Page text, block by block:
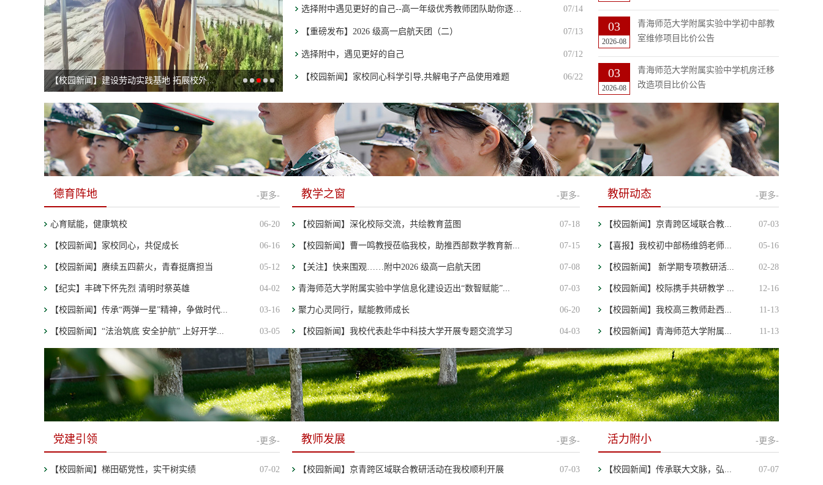
【简报】我校联合虎台派出所进行“法治...
07/14
【重磅发布】2026 级高一启航天团（二） 07/13
选择附中，遇见更好的自己 07/12
【校园新闻】家校同心科学引导,共解电子产品使用难题 06/22
03
2026-08
青海师范大学附属实验中学初中部教
室维修项目比价公告
03
2026-08
青海师范大学附属实验中学机房迁移
改造项目比价公告
31
2026-07
青海师范大学附属实验中学2026年面
向社会公开招聘中小学教师...
德育阵地 -更多-
06-20
心育赋能，健康筑校
06-16
【校园新闻】家校同心，共促成长
05-12
【校园新闻】赓续五四薪火，青春挺膺担当
04-02
【纪实】丰碑下怀先烈 清明时祭英雄
03-16
【校园新闻】传承“两弹一星”精神，争做时代...
03-05
【校园新闻】“法治筑底 安全护航” 上好开学...
教学之窗 -更多-
07-18
【校园新闻】深化校际交流，共绘教育蓝图
07-15
【校园新闻】曹一鸣教授莅临我校，助推西部数学教育新...
07-08
【关注】快来围观……附中2026 级高一启航天团
07-03
青海师范大学附属实验中学信息化建设迈出“数智赋能”...
06-20
聚力心灵同行，赋能教师成长
04-03
【校园新闻】我校代表赴华中科技大学开展专题交流学习
教研动态 -更多-
07-03
【校园新闻】京青跨区域联合教...
05-16
【喜报】我校初中部杨维鸽老师...
02-28
【校园新闻】 新学期专项教研活...
12-16
【校园新闻】校际携手共研教学 ...
11-13
【校园新闻】我校高三教师赴西...
11-13
【校园新闻】青海师范大学附属...
党建引领 -更多-
07-02
【校园新闻】梯田砺党性，实干树实绩
教师发展 -更多-
07-03
【校园新闻】京青跨区域联合教研活动在我校顺利开展
活力附小 -更多-
07-07
【校园新闻】传承联大文脉，弘...